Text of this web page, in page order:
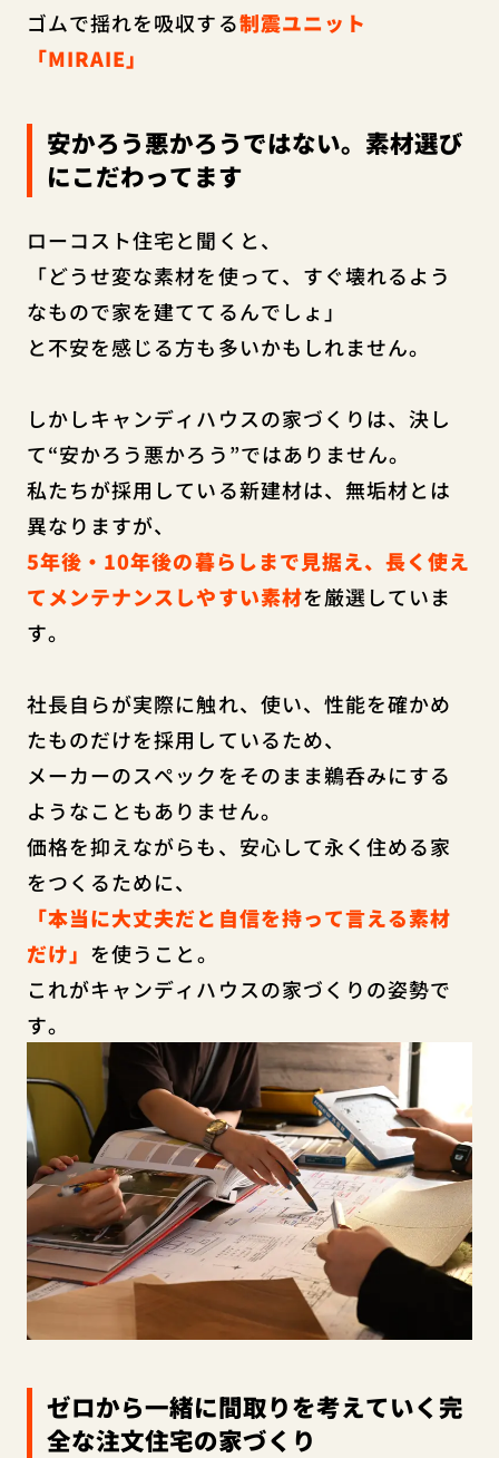
ゴムで揺れを吸収する制震ユニット
「MIRAIE」
安かろう悪かろうではない。素材選び
にこだわってます
ローコスト住宅と聞くと、
「どうせ変な素材を使って、すぐ壊れるよう
なもので家を建ててるんでしょ」
と不安を感じる方も多いかもしれません。
しかしキャンディハウスの家づくりは、決し
て“安かろう悪かろう”ではありません。
私たちが採用している新建材は、無垢材とは
異なりますが、
5年後・10年後の暮らしまで見据え、長く使え
てメンテナンスしやすい素材を厳選していま
す。
社長自らが実際に触れ、使い、性能を確かめ
たものだけを採用しているため、
メーカーのスペックをそのまま鵜呑みにする
ようなこともありません。
価格を抑えながらも、安心して永く住める家
をつくるために、
「本当に大丈夫だと自信を持って言える素材
だけ」 を使うこと。
これがキャンディハウスの家づくりの姿勢で
す。
ゼロから一緒に間取りを考えていく完
全な注文住宅の家づくり